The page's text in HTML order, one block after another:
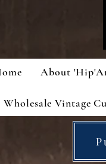
About
Wholesale Vintage